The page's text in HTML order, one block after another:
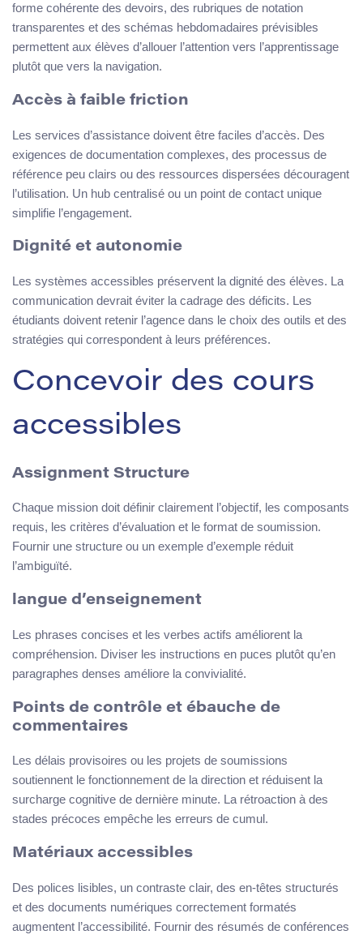
forme cohérente des devoirs, des rubriques de notation
transparentes et des schémas hebdomadaires prévisibles
permettent aux élèves d’allouer l’attention vers l’apprentissage
plutôt que vers la navigation.
Accès à faible friction
Les services d’assistance doivent être faciles d’accès. Des
exigences de documentation complexes, des processus de
référence peu clairs ou des ressources dispersées découragent
l’utilisation. Un hub centralisé ou un point de contact unique
simplifie l’engagement.
Dignité et autonomie
Les systèmes accessibles préservent la dignité des élèves. La
communication devrait éviter la cadrage des déficits. Les
étudiants doivent retenir l’agence dans le choix des outils et des
stratégies qui correspondent à leurs préférences.
Concevoir des cours
accessibles
Assignment Structure
Chaque mission doit définir clairement l’objectif, les composants
requis, les critères d’évaluation et le format de soumission.
Fournir une structure ou un exemple d’exemple réduit
l’ambiguïté.
langue d’enseignement
Les phrases concises et les verbes actifs améliorent la
compréhension. Diviser les instructions en puces plutôt qu’en
paragraphes denses améliore la convivialité.
Points de contrôle et ébauche de
commentaires
Les délais provisoires ou les projets de soumissions
soutiennent le fonctionnement de la direction et réduisent la
surcharge cognitive de dernière minute. La rétroaction à des
stades précoces empêche les erreurs de cumul.
Matériaux accessibles
Des polices lisibles, un contraste clair, des en-têtes structurés
et des documents numériques correctement formatés
augmentent l’accessibilité. Fournir des résumés de conférences